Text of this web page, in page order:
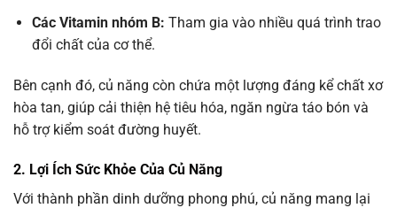
Các Vitamin nhóm B: Tham gia vào nhiều quá trình trao
đổi chất của cơ thể.
Bên cạnh đó, củ năng còn chứa một lượng đáng kể chất xơ
hòa tan, giúp cải thiện hệ tiêu hóa, ngăn ngừa táo bón và
hỗ trợ kiểm soát đường huyết.
2. Lợi Ích Sức Khỏe Của Củ Năng
Với thành phần dinh dưỡng phong phú, củ năng mang lại